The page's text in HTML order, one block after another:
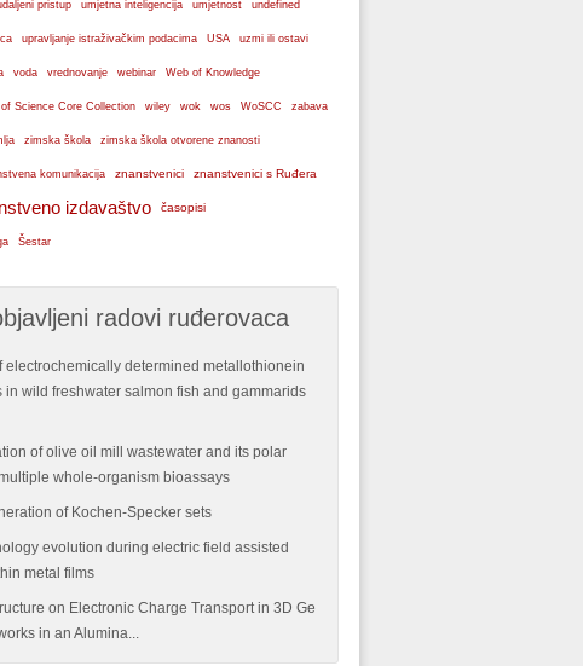
pristup umjetna inteligencija umjetnost undefined
upravljanje istraživačkim podacima USA uzmi ili ostavi
voda vrednovanje webinar Web of Knowledge
Science Core Collection wiley wok wos WoSCC zabava
zimska škola zimska škola otvorene znanosti
komunikacija znanstvenici znanstvenici s Ruđera
izdavaštvo časopisi
Šestar
radovi ruđerovaca
electrochemically determined metallothionein
in wild freshwater salmon fish and gammarids
of olive oil mill wastewater and its polar
whole-organism bioassays
of Kochen-Specker sets
evolution during electric field assisted
metal films
on Electronic Charge Transport in 3D Ge
in an Alumina...